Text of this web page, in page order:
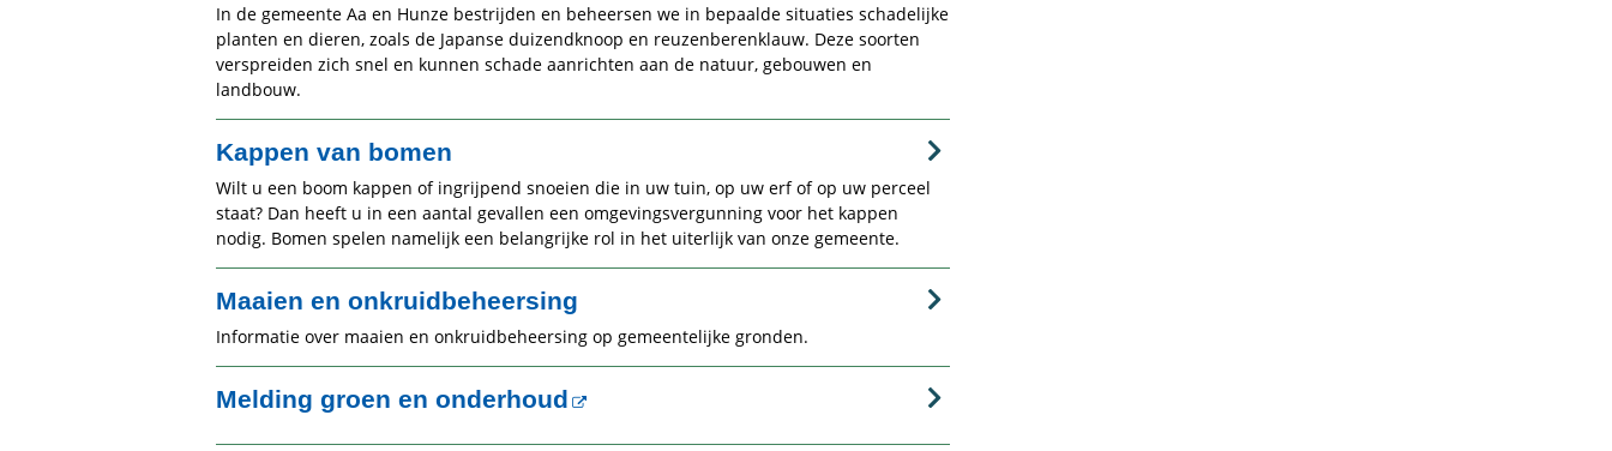
In de gemeente Aa en Hunze bestrijden en beheersen we in bepaalde situaties schadelijke
planten en dieren, zoals de Japanse duizendknoop en reuzenberenklauw. Deze soorten
verspreiden zich snel en kunnen schade aanrichten aan de natuur, gebouwen en
landbouw.
Kappen van bomen
Wilt u een boom kappen of ingrijpend snoeien die in uw tuin, op uw erf of op uw perceel
staat? Dan heeft u in een aantal gevallen een omgevingsvergunning voor het kappen
nodig. Bomen spelen namelijk een belangrijke rol in het uiterlijk van onze gemeente.
Maaien en onkruidbeheersing
Informatie over maaien en onkruidbeheersing op gemeentelijke gronden.
Melding groen en onderhoud